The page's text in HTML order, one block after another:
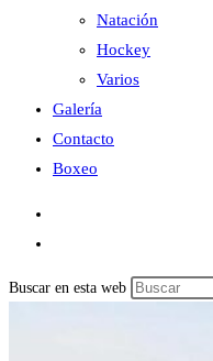
Natación
Hockey
Varios
Galería
Contacto
Boxeo
Buscar en esta web